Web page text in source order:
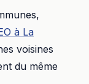
à La
voisines
du même